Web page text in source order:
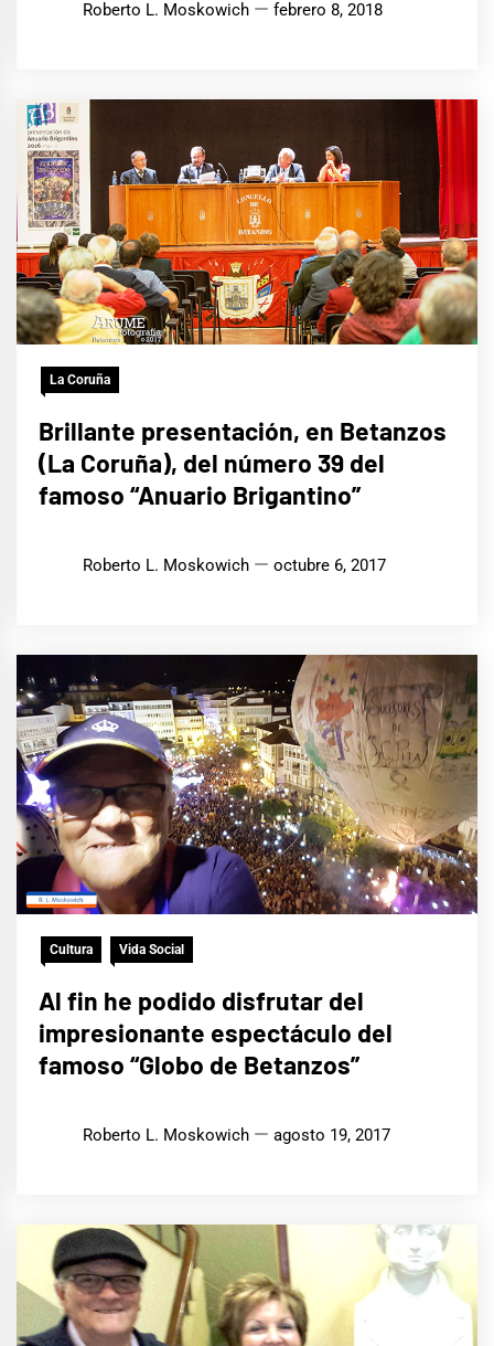
Roberto L. Moskowich febrero 8, 2018
La Coruña
Brillante presentación, en Betanzos
(La Coruña), del número 39 del
famoso “Anuario Brigantino”
Roberto L. Moskowich octubre 6, 2017
Cultura Vida Social
Al fin he podido disfrutar del
impresionante espectáculo del
famoso “Globo de Betanzos”
Roberto L. Moskowich agosto 19, 2017